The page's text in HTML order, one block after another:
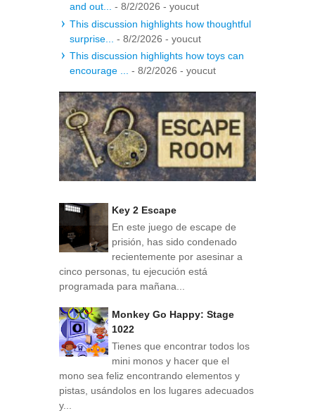
and out...
- 8/2/2026 - youcut
This discussion highlights how thoughtful
surprise...
- 8/2/2026 - youcut
This discussion highlights how toys can
encourage ...
- 8/2/2026 - youcut
Key 2 Escape
En este juego de escape de
prisión, has sido condenado
recientemente por asesinar a
cinco personas, tu ejecución está
programada para mañana...
Monkey Go Happy: Stage
1022
Tienes que encontrar todos los
mini monos y hacer que el
mono sea feliz encontrando elementos y
pistas, usándolos en los lugares adecuados
y...